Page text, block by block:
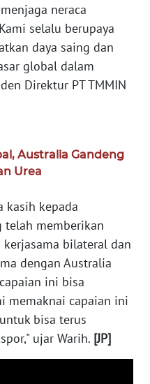
neraca
selalu berupaya
daya saing dan
global dalam
Direktur PT TMMIN
Australia Gandeng
Urea
kasih kepada
telah memberikan
bilateral dan
dengan Australia
ini bisa
memaknai capaian ini
bisa terus
ujar Warih. [JP]